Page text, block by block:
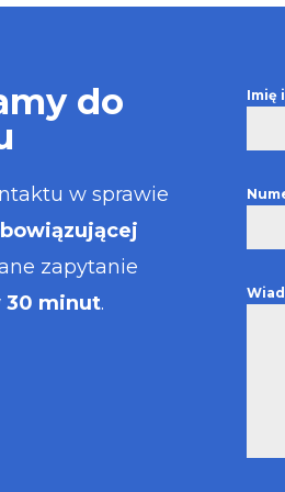
wystawiona
do
w sprawie
zapytanie
30 minut.
Imię